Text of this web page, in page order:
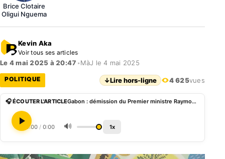
Brice Clotaire
Oligui Nguema
Kevin Aka
Voir tous ses articles
Le 4 mai 2025 à 20:47 •MàJ le 4 mai 2025
POLITIQUE ↓Lire hors-ligne 4 625vues
🎧 ÉCOUTER L'ARTICLE Gabon : démission du Premier ministre Raymond Ndong Sima
0:00 / 0:00 🔊 1x